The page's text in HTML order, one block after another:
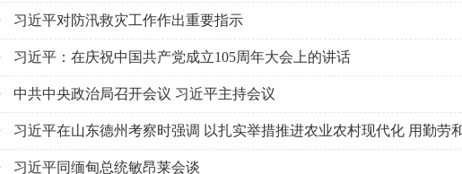
习近平对防汛救灾工作作出重要指示
习近平：在庆祝中国共产党成立105周年大会上的讲话
中共中央政治局召开会议 习近平主持会议
习近平同缅甸总统敏昂莱会谈